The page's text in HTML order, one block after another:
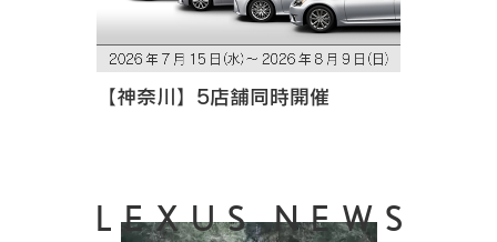
【神奈川】5店舗同時開催
LEXUS NEWS